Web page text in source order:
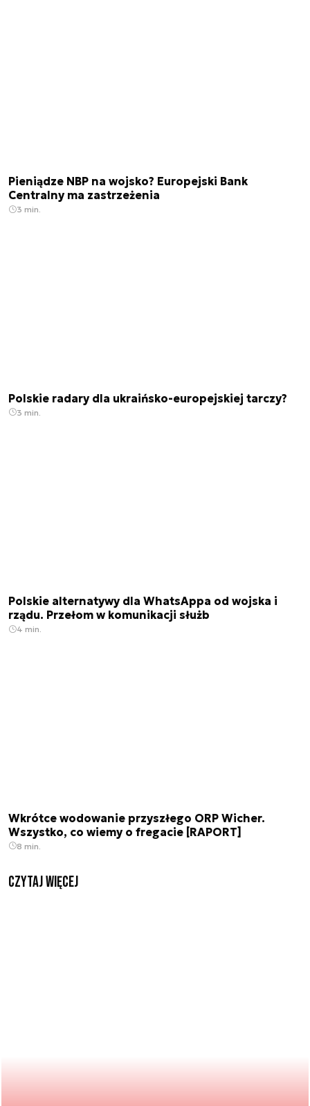
Pieniądze NBP na wojsko? Europejski Bank
Centralny ma zastrzeżenia
3 min.
Polskie radary dla ukraińsko-europejskiej tarczy?
3 min.
Polskie alternatywy dla WhatsAppa od wojska i
rządu. Przełom w komunikacji służb
4 min.
Wkrótce wodowanie przyszłego ORP Wicher.
Wszystko, co wiemy o fregacie [RAPORT]
8 min.
czytaj więcej